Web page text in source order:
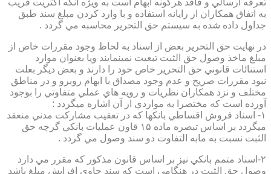
تعرفه ارسالي و فاقد هرگونه ابهام است به ويژه آنكه اكثريت قريب
به اتفاق همكاران از رايانه استفاده و با وارد كردن مبلغ سند طبق
جداول داده شده به سيستم حق التحرير محاسبه مي گردد .
در نهايت حق التحرير بعض از اسناد به لحاظ وجود مقررات خاص از
مبلغ ماخذ وصول حق الثبت تبعيت نمينمايند ويا بعنوان موارد
استنائات قانوني حق التحرير خاص خود را دارند و بعض ديگر بعلت
نبود مقررات صريح و عدم وجود مصداق با ابهام روبرو و در مناطق
مختلف و نزد همكاران نظريات و رويه هاي عملي متفاوتي را بوجود
آورده است كه مختصرا به مواردي از آن اشاره ميگردد :
۱- اسناد فروش اقساطي بانكها كه در تعقيب مشاركت مدني منعقد
ميگردد بر اساس تبصره ماده ۱۵ قاون عمليات بانكي گرچه حق
الثبت نسبت به مابه التفاوت دو سند وصول مي گردد .
۲-اسناد متمم بانكي نيز بر اساس قانون مذكور كه مقرر مي دارد
وصول حق الثبت در هنگامي است كه سند حاوي افزايش مبلغ باشد